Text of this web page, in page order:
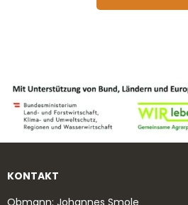
KONTAKT